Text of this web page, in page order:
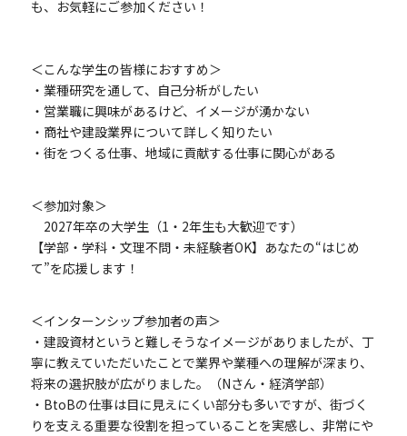
も、お気軽にご参加ください！
＜こんな学生の皆様におすすめ＞
・業種研究を通して、自己分析がしたい
・営業職に興味があるけど、イメージが湧かない
・商社や建設業界について詳しく知りたい
・街をつくる仕事、地域に貢献する仕事に関心がある
＜参加対象＞
2027年卒の大学生（1・2年生も大歓迎です）
【学部・学科・文理不問・未経験者OK】あなたの“はじめ
て”を応援します！
＜インターンシップ参加者の声＞
・建設資材というと難しそうなイメージがありましたが、丁
寧に教えていただいたことで業界や業種への理解が深まり、
将来の選択肢が広がりました。（Nさん・経済学部）
・BtoBの仕事は目に見えにくい部分も多いですが、街づく
りを支える重要な役割を担っていることを実感し、非常にや